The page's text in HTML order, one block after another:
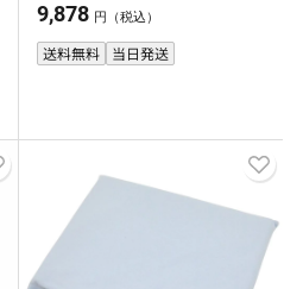
9,878 円（税込）
送料無料 当日発送